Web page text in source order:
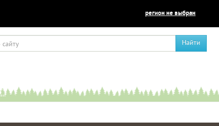
регион не выбран
Найти